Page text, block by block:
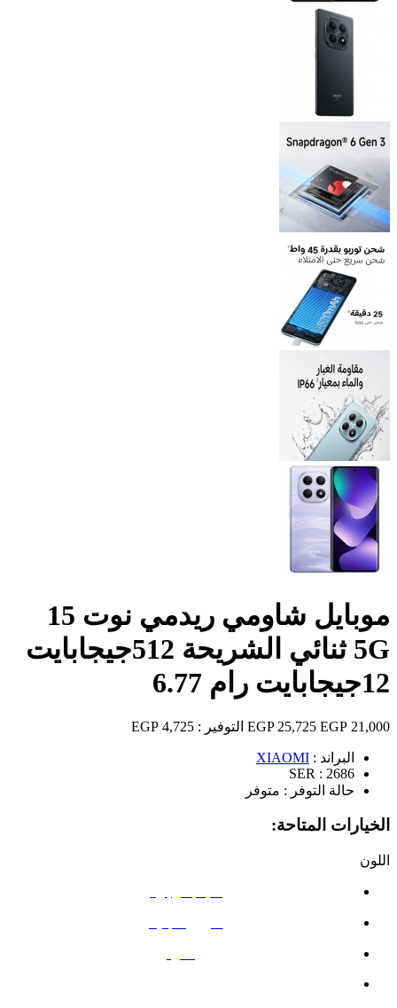
موبايل شاومي ريدمي نوت 15
5G ثنائي الشريحة 512جيجابايت
12جيجابايت رام 6.77
21,000 EGP
25,725 EGP التوفير : 4,725 EGP
البراند : XIAOMI
SER : 2686
حالة التوفر : متوفر
الخيارات المتاحة:
اللون